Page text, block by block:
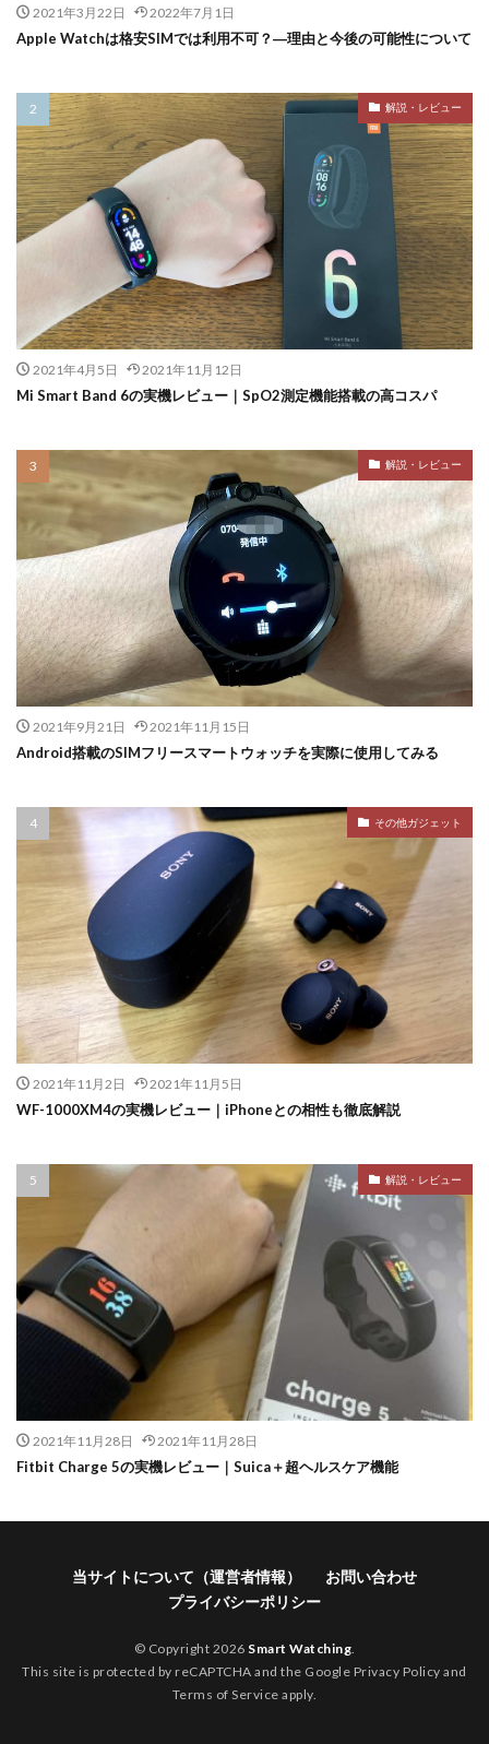
2021年3月22日 2022年7月1日
Apple Watchは格安SIMでは利用不可？―理由と今後の可能性について
解説・レビュー
2021年4月5日 2021年11月12日
Mi Smart Band 6の実機レビュー｜SpO2測定機能搭載の高コスパ
解説・レビュー
2021年9月21日 2021年11月15日
Android搭載のSIMフリースマートウォッチを実際に使用してみる
その他ガジェット
2021年11月2日 2021年11月5日
WF-1000XM4の実機レビュー｜iPhoneとの相性も徹底解説
解説・レビュー
2021年11月28日 2021年11月28日
Fitbit Charge 5の実機レビュー｜Suica＋超ヘルスケア機能
当サイトについて（運営者情報）
お問い合わせ
プライバシーポリシー
© Copyright 2026 Smart Watching.
This site is protected by reCAPTCHA and the Google Privacy Policy and
Terms of Service apply.